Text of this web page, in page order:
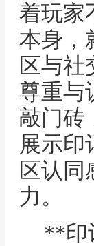
着玩家
本身，
区与社
尊重与
敲门砖
展示印
区认同
力。
**印